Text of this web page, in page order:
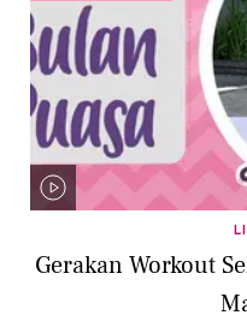
Gerakan Workout